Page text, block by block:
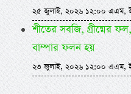
২৫ জুলাই, ২০২৬ ১২:০০ এএম,
শীতের সবজি, গ্রীষ্মের
বাম্পার ফলন হয়
২৩ জুলাই, ২০২৬ ১২:০০ এএম,